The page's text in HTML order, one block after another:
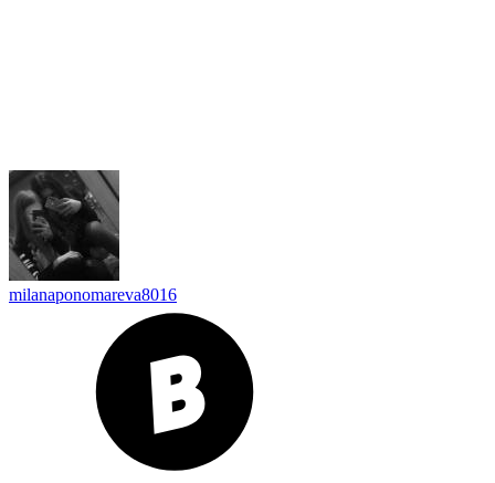
milanaponomareva8016